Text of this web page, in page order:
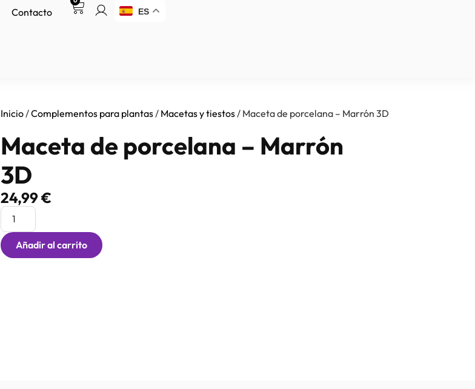
Contacto ES
Inicio /Complementos para plantas / Macetas y tiestos / Maceta de porcelana – Marrón 3D
Maceta de porcelana – Marrón
3D
24,99€
Añadir al carrito